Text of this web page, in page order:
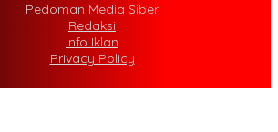
Pedoman Media Siber
Redaksi
Info Iklan
Privacy Policy